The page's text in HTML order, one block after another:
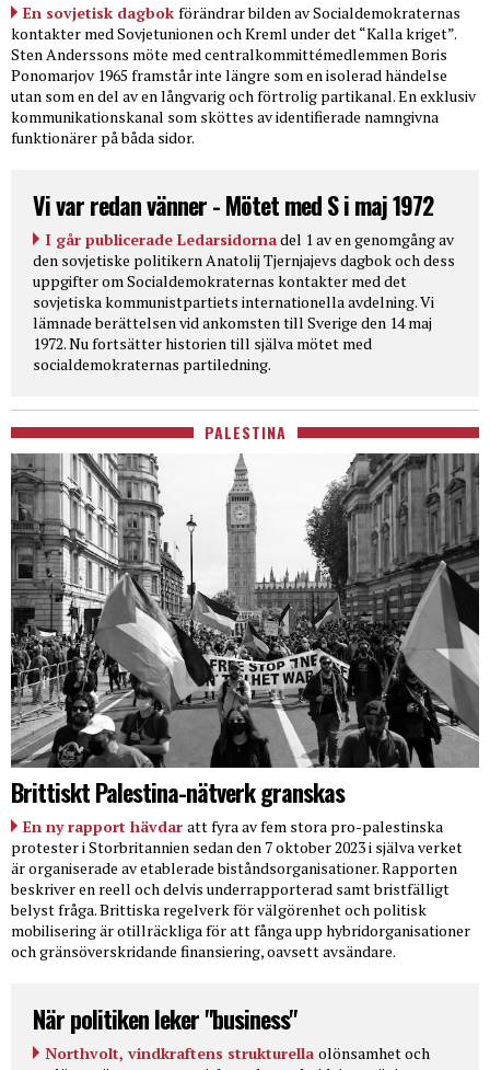
En sovjetisk dagbok förändrar bilden av Socialdemokraternas
kontakter med Sovjetunionen och Kreml under det “Kalla kriget”.
Sten Anderssons möte med centralkommittémedlemmen Boris
Ponomarjov 1965 framstår inte längre som en isolerad händelse
utan som en del av en långvarig och förtrolig partikanal. En exklusiv
kommunikationskanal som sköttes av identifierade namngivna
funktionärer på båda sidor.
Vi var redan vänner - Mötet med S i maj 1972
I går publicerade Ledarsidornadel 1 av en genomgång av
den sovjetiske politikern Anatolij Tjernjajevs dagbok och dess
uppgifter om Socialdemokraternas kontakter med det
sovjetiska kommunistpartiets internationella avdelning. Vi
lämnade berättelsen vid ankomsten till Sverige den 14 maj
1972. Nu fortsätter historien till själva mötet med
socialdemokraternas partiledning.
PALESTINA
Brittiskt Palestina-nätverk granskas
En ny rapport hävdar att fyra av fem stora pro-palestinska
protester i Storbritannien sedan den 7 oktober 2023 i själva verket
är organiserade av etablerade biståndsorganisationer. Rapporten
beskriver en reell och delvis underrapporterad samt bristfälligt
belyst fråga. Brittiska regelverk för välgörenhet och politisk
mobilisering är otillräckliga för att fånga upp hybridorganisationer
och gränsöverskridande finansiering, oavsett avsändare.
När politiken leker "business"
Northvolt, vindkraftens strukturella olönsamhet och